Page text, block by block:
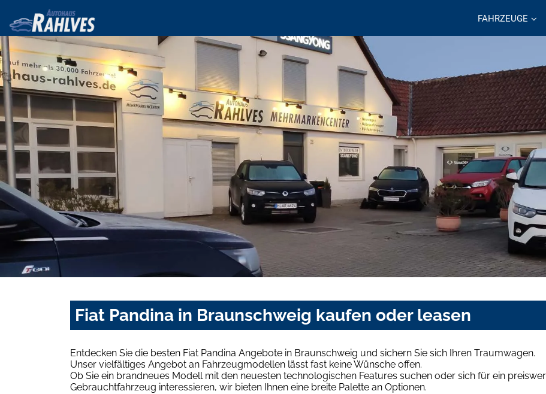
FAHRZEUGE
Fiat Pandina in Braunschweig kaufen oder leasen
Entdecken Sie die besten Fiat Pandina Angebote in Braunschweig und sichern Sie sich Ihren Traumwagen.
Unser vielfältiges Angebot an Fahrzeugmodellen lässt fast keine Wünsche offen.
Ob Sie ein brandneues Modell mit den neuesten technologischen Features suchen oder sich für ein
Gebrauchtfahrzeug interessieren, wir bieten Ihnen eine breite Palette an Optionen.